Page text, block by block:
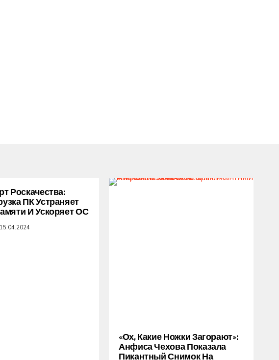
Роскачества:
ПК Устраняет
И Ускоряет ОС
15.04.2024
«Ох, Какие Ножки Загорают»:
Анфиса Чехова Показала
Пикантный Снимок На